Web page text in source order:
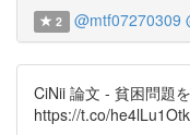
2 @mtf07270309
CiNii 論文 - 貧困問題
https://t.co/he4lLu1Otk